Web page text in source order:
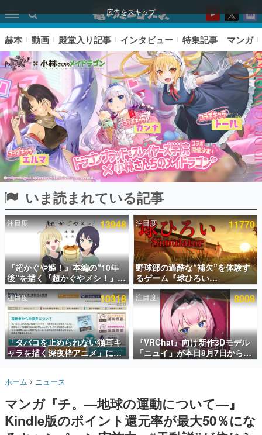
広告をスキップ
ピックアップ
電ファミのいま読まれている記事ランキング
アプリセール情報
インタビュー
連載・特集一覧
殿堂入り記事
SNS拡散数が数千以上！ ページビュー数万以上！ などな
ど。多くの人々に読まれた、電ファミ渾身の“殿堂入り”記
事をまとめました。
名作ゲームクリエイターの方々に製作時のエピソードをお
きます。
赫本
この物語を解いてはいけない。『赫本』は、〈試験問題〉
赫本 動画 殿堂入り記事 インタビュー 特集記事 マンガ
いま読まれている記事
注目度 13948
『超かぐや姫！』本編の“10年
後”を描く『超かぐやメシ！』
Web連載決定。新たなWebマン
ガレーベル「ビビビコミック」
にて特別話が掲載スタート、あ
のお話には…まだ続きがある！
注目度 11770
野球部の過酷な“補欠”を体験す
るゲーム『球ひろい
Simulator』が「1件」のウィッ
シュリストをもとにチェコ語に
対応しSNSで話題に。『キング
ダム・カム』開発元やチェコの
プロ野球選手から称賛の声
注目度 10318
「タバコを止められない猫耳キ
ャラを描く深夜枠アニメ」に視
聴者の一部から批判意見。違法
て、BPOが議論を交わす
注目度 8008
『VRChat』向け新作3Dモデル
「ニュイ」が本日8月7日から
BOOTHにて発売。瞳に光る星
ホーム ニュース
マンガ『チ。―地球の運動について―』
Kindle版のポイント還元率が最大50％にな